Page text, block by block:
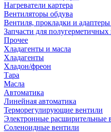
Нагреватели картера
Вентиляторы обдува
Вентиля, прокладки и
Запчасти для полугерметичных
Прочее
Хладагенты и масла
Хладагенты
Хладон/фреон
Тара
Масла
Автоматика
Линейная автоматика
Терморегулирующие вентили
Электронные расширительные
Соленоидные вентили